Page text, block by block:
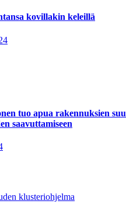
kovillakin keleillä
tuo apua rakennuksien
saavuttamiseen
klusteriohjelma